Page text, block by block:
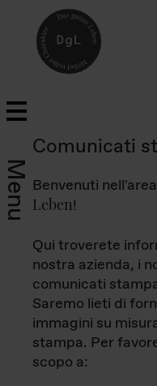
Menu
Comunicati
Benvenuti
Leben!
Qui troverete
nostra azienda, i
comunicati
Saremo lieti di
immagini su
stampa. Per
scopo a: